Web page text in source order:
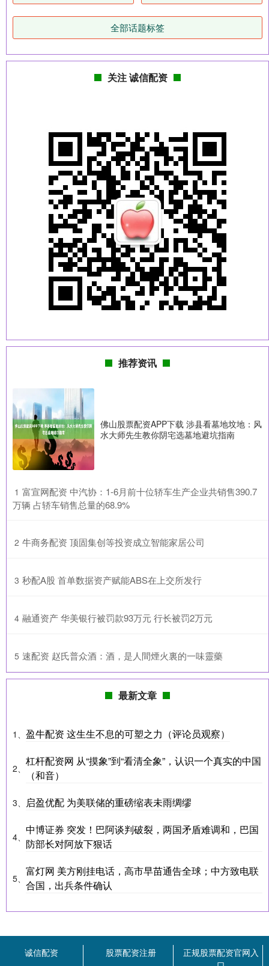
全部话题标签
关注 诚信配资
推荐资讯
佛山股票配资APP下载 涉县看墓地坟地：风
水大师先生教你阴宅选墓地避坑指南
1 ​富宣网配资 中汽协：1-6月前十位轿车生产企业共销售390.7
万辆 占轿车销售总量的68.9%
2 ​牛商务配资 顶固集创等投资成立智能家居公司
3 ​秒配A股 首单数据资产赋能ABS在上交所发行
4 ​融通资产 华美银行被罚款93万元 行长被罚2万元
5 ​速配资 赵氏普众酒：酒，是人間煙火裏的一味靈藥
最新文章
1、 盈牛配资 这生生不息的可塑之力（评论员观察）
2、
杠杆配资网 从“摸象”到“看清全象”，认识一个真实的中国
（和音）
3、 启盈优配 为美联储的重磅缩表未雨绸缪
4、
中博证券 突发！巴阿谈判破裂，两国矛盾难调和，巴国
防部长对阿放下狠话
5、
富灯网 美方刚挂电话，高市早苗通告全球；中方致电联
合国，出兵条件确认
诚信配资 股票配资注册
正规股票配资官网入